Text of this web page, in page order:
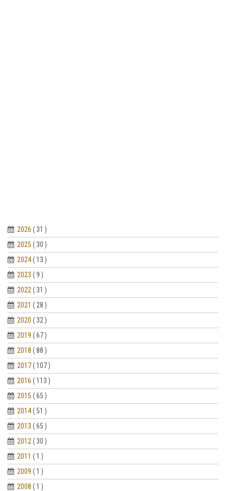
2026 ( 31 )
2025 ( 30 )
2024( 13 )
2023 ( 9 )
2022 ( 31 )
2021 ( 28 )
2020 ( 32 )
2019 ( 67 )
2018 ( 88 )
2017( 107 )
2016 ( 113 )
2015 ( 65 )
2014( 51 )
2013 ( 65 )
2012 ( 30 )
2011 ( 1 )
2009 ( 1 )
2008 ( 1 )